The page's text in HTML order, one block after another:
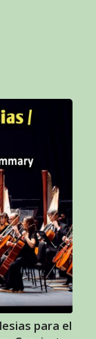
para el